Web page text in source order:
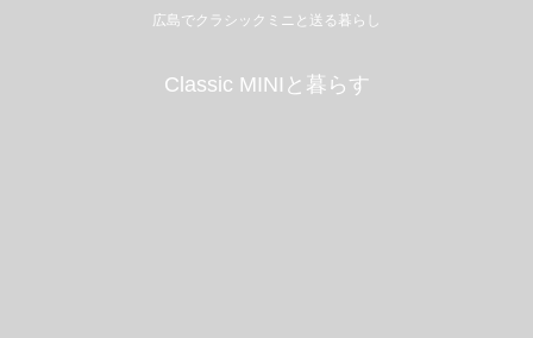
広島でクラシックミニと送る暮らし
Classic MINIと暮らす